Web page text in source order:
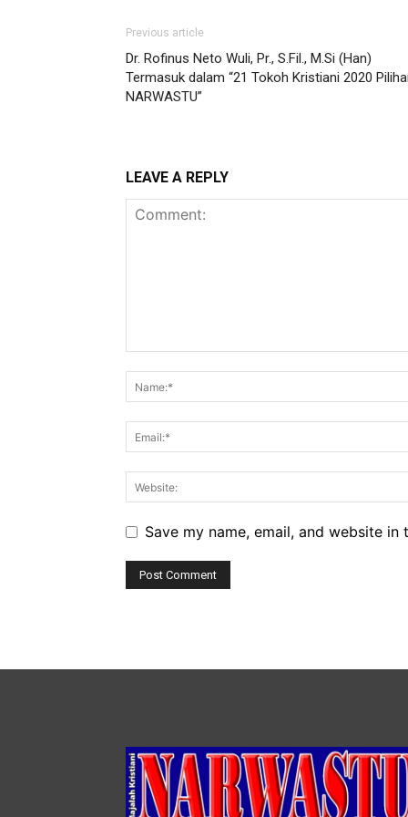
Previous article
Dr. Rofinus Neto Wuli, Pr., S.Fil., M.Si (Han)
Termasuk dalam “21 Tokoh Kristiani 2020
NARWASTU”
LEAVE A REPLY
Save my name, email, and website